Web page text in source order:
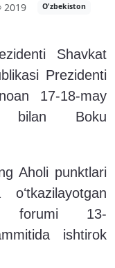
2019
O'zbekiston
Shavkat
Prezidenti
17-18-may
bilan Boku
Aholi punktlari
forumi 13-
ishtirok